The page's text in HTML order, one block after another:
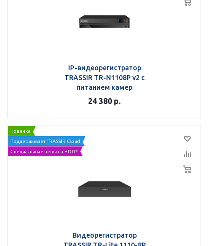
IP-видеорегистратор
TRASSIR TR-N1108P v2 с
питанием камер
24 380 р.
Новинка
Поддерживает TRASSIR Cloud
Специальные цены на HDD*
Видеорегистратор